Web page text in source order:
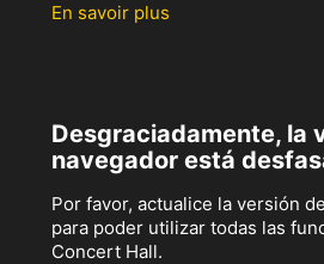
En savoir plus
Desgraciadamente, la
navegador está
Por favor, actualice la versión
para poder utilizar todas las
Concert Hall.